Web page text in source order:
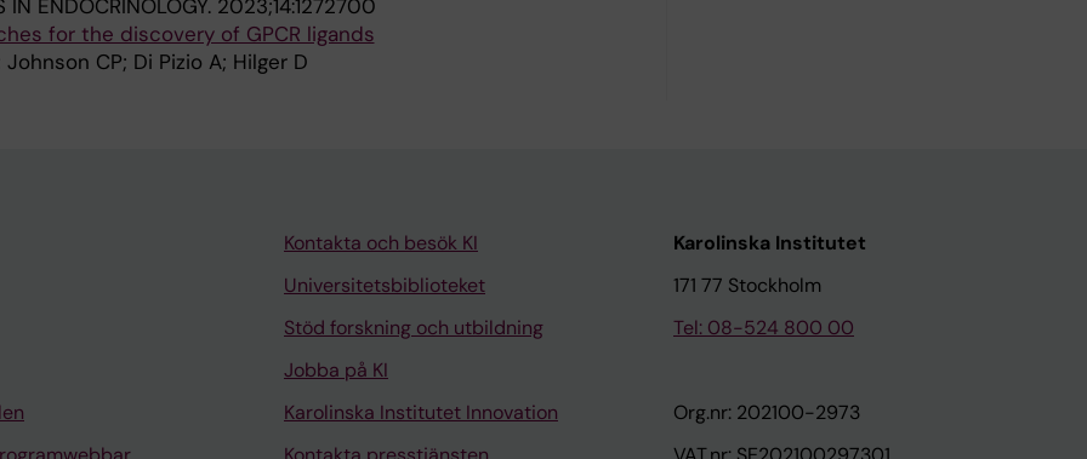
IN ENDOCRINOLOGY. 2023;14:1272700
for the discovery of GPCR ligands
CP; Di Pizio A; Hilger D
Kontakta och besök KI
Universitetsbiblioteket
Stöd forskning och utbildning
Jobba på KI
Karolinska Institutet Innovation
Karolinska Institutet
171 77 Stockholm
Tel: 08-524 800 00
Org.nr: 202100-2973